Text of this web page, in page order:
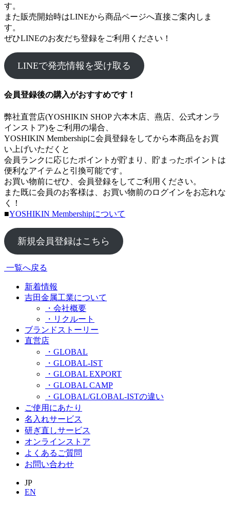
す。
また販売開始時はLINEから商品ページへ直接ご案内しま
す。
ぜひLINEのお友だち登録をご利用ください！
LINEで発売情報を受け取る
会員登録後の購入がおすすめです！
弊社直営店(YOSHIKIN SHOP 六本木店、燕店、公式オンラ
インストア)をご利用の場合、
YOSHIKIN Membershipに会員登録をしてから本商品をお買
い上げいただくと
会員ランクに応じたポイントが貯まり、貯まったポイントは
便利なアイテムと引換可能です。
お買い物前にぜひ、会員登録をしてご利用ください。
また既に会員のお客様は、お買い物前のログインをお忘れな
く！
■YOSHIKIN Membershipについて
新規会員登録はこちら
一覧へ戻る
新着情報
吉田金属工業について
・会社概要
・リクルート
ブランドストーリー
直営店
・GLOBAL
・GLOBAL-IST
・GLOBAL EXPORT
・GLOBAL CAMP
・GLOBAL/GLOBAL-ISTの違い
ご使用にあたり
名入れサービス
研ぎ直しサービス
オンラインストア
よくあるご質問
お問い合わせ
JP
EN